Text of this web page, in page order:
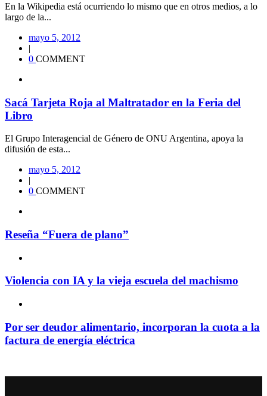
En la Wikipedia está ocurriendo lo mismo que en otros medios, a lo
largo de la...
mayo 5, 2012
|
0 COMMENT
Sacá Tarjeta Roja al Maltratador en la Feria del
Libro
El Grupo Interagencial de Género de ONU Argentina, apoya la
difusión de esta...
mayo 5, 2012
|
0 COMMENT
Reseña “Fuera de plano”
Violencia con IA y la vieja escuela del machismo
Por ser deudor alimentario, incorporan la cuota a la
factura de energía eléctrica